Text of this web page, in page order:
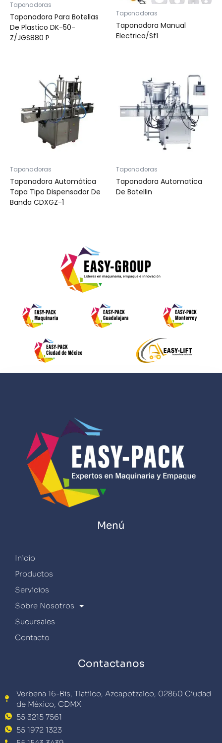
Taponadoras
Taponadora Para Botellas
De Plastico DK-50-
Z/JGS880 P
Taponadoras
Taponadora Manual
Electrica/Sf1
Taponadoras
Taponadora Automática
Tapa Tipo Dispensador De
Banda CDXGZ-1
Taponadoras
Taponadora Automatica
De Botellin
Menú
Inicio
Productos
Servicios
Sobre Nosotros
Sucursales
Contacto
Contactanos
Verbena 16-Bis, Tlatilco, Azcapotzalco, 02860 Ciudad
de México, CDMX
55 3215 7561
55 1972 1323